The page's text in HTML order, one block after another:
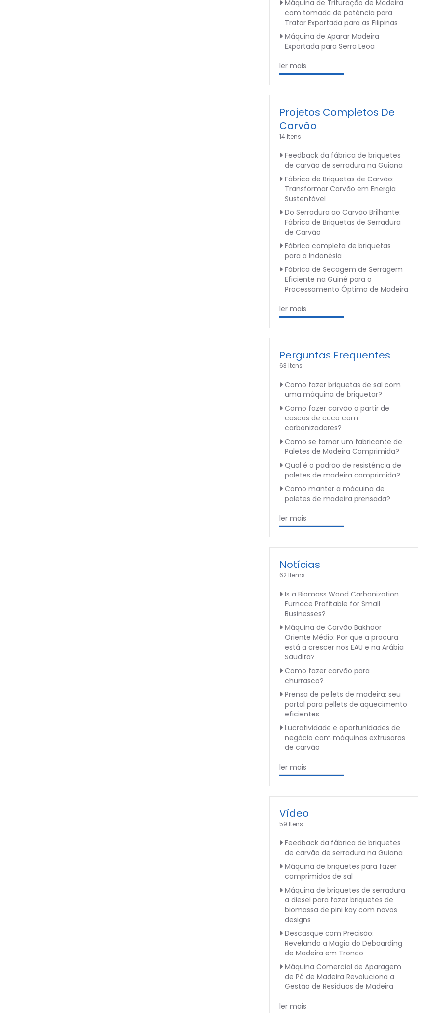
Máquina de Trituração de Madeira
com tomada de potência para
Trator Exportada para as Filipinas
Máquina de Aparar Madeira
Exportada para Serra Leoa
ler mais
Projetos Completos De
Carvão
14 Itens
Feedback da fábrica de briquetes
de carvão de serradura na Guiana
Fábrica de Briquetas de Carvão:
Transformar Carvão em Energia
Sustentável
Do Serradura ao Carvão Brilhante:
Fábrica de Briquetas de Serradura
de Carvão
Fábrica completa de briquetas
para a Indonésia
Fábrica de Secagem de Serragem
Eficiente na Guiné para o
Processamento Óptimo de Madeira
ler mais
Perguntas Frequentes
63 Itens
Como fazer briquetas de sal com
uma máquina de briquetar?
Como fazer carvão a partir de
cascas de coco com
carbonizadores?
Como se tornar um fabricante de
Paletes de Madeira Comprimida?
Qual é o padrão de resistência de
paletes de madeira comprimida?
Como manter a máquina de
paletes de madeira prensada?
ler mais
Notícias
62 Items
Is a Biomass Wood Carbonization
Furnace Profitable for Small
Businesses?
Máquina de Carvão Bakhoor
Oriente Médio: Por que a procura
está a crescer nos EAU e na Arábia
Saudita?
Como fazer carvão para
churrasco?
Prensa de pellets de madeira: seu
portal para pellets de aquecimento
eficientes
Lucratividade e oportunidades de
negócio com máquinas extrusoras
de carvão
ler mais
Vídeo
59 Itens
Feedback da fábrica de briquetes
de carvão de serradura na Guiana
Máquina de briquetes para fazer
comprimidos de sal
Máquina de briquetes de serradura
a diesel para fazer briquetes de
biomassa de pini kay com novos
designs
Descasque com Precisão:
Revelando a Magia do Deboarding
de Madeira em Tronco
Máquina Comercial de Aparagem
de Pó de Madeira Revoluciona a
Gestão de Resíduos de Madeira
ler mais